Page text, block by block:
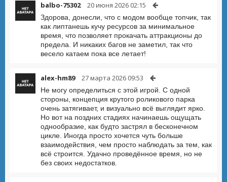
balbo-75302 20 июня 2026 02:15
Здорова, донесли, что с модом вообще топчик, так
как липтанешь кучу ресурсов за минимальное
время, что позволяет прокачать аттракционы до
предела. И никаких багов не заметил, так что
весело катаем пока все летает!
alex-hm89 27 марта 2026 09:53
Не могу определиться с этой игрой. С одной
стороны, концепция крутого роликового парка
очень затягивает, и визуально всё выглядит ярко.
Но вот на поздних стадиях начинаешь ощущать
однообразие, как будто застрял в бесконечном
цикле. Иногда просто хочется чуть больше
взаимодействия, чем просто наблюдать за тем, как
всё строится. Удачно проведённое время, но не
без своих недостатков.